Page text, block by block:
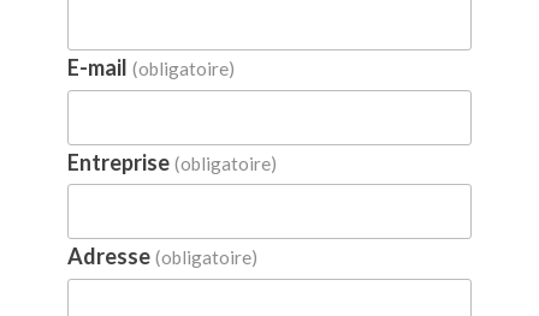
E-mail (obligatoire)
Entreprise (obligatoire)
Adresse (obligatoire)